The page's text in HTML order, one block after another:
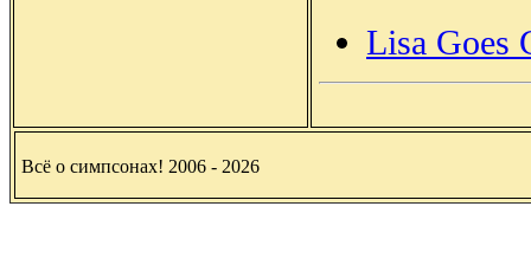
Lisa Goes
Всё о симпсонах! 2006 - 2026